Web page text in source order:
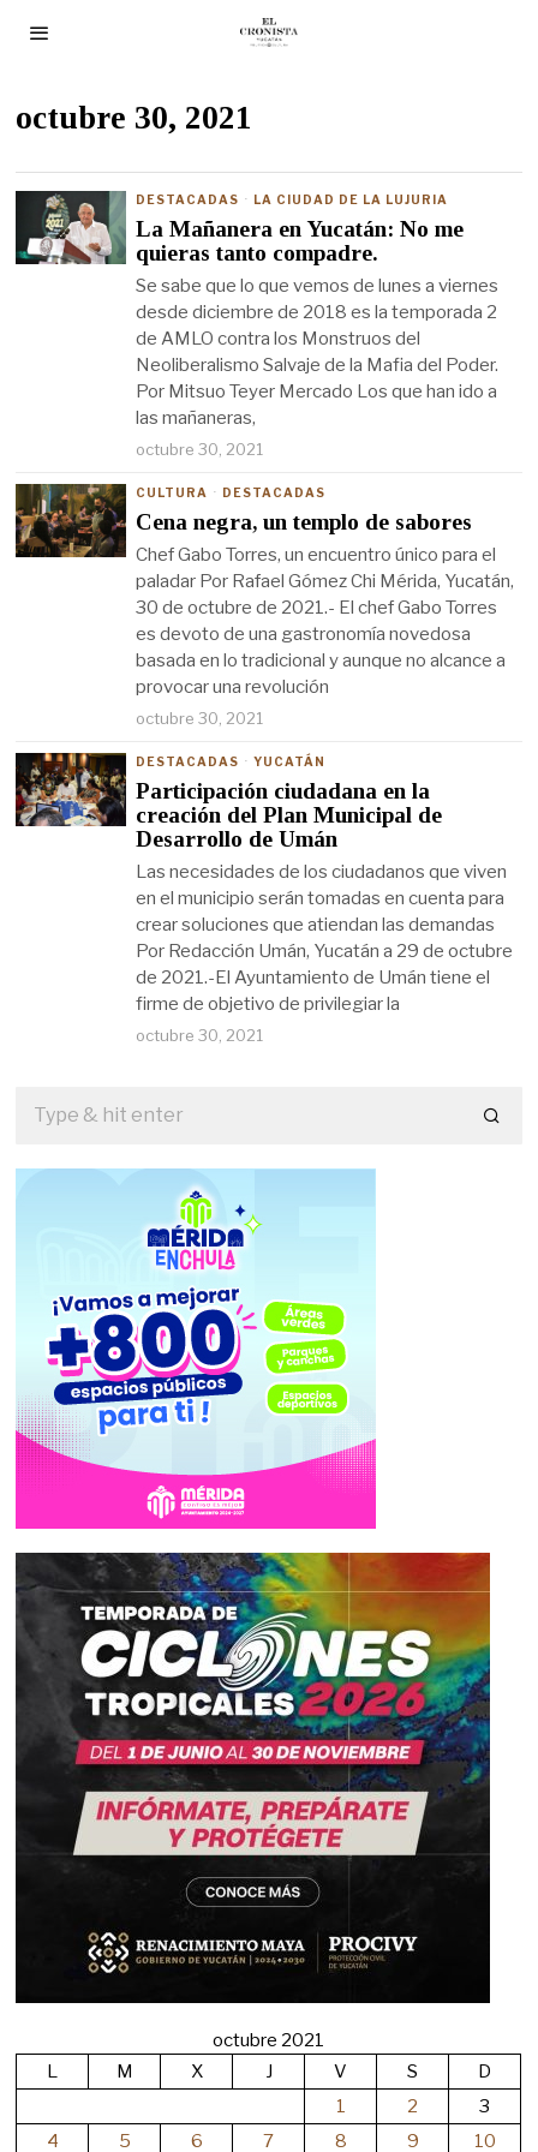
octubre 30, 2021
DESTACADAS · LA CIUDAD DE LA LUJURIA
La Mañanera en Yucatán: No me
quieras tanto compadre.
Se sabe que lo que vemos de lunes a viernes
desde diciembre de 2018 es la temporada 2
de AMLO contra los Monstruos del
Neoliberalismo Salvaje de la Mafia del Poder.
Por Mitsuo Teyer Mercado Los que han ido a
las mañaneras,
octubre 30, 2021
CULTURA · DESTACADAS
Cena negra, un templo de sabores
Chef Gabo Torres, un encuentro único para el
paladar Por Rafael Gómez Chi Mérida, Yucatán,
30 de octubre de 2021.- El chef Gabo Torres
es devoto de una gastronomía novedosa
basada en lo tradicional y aunque no alcance a
provocar una revolución
octubre 30, 2021
DESTACADAS · YUCATÁN
Participación ciudadana en la
creación del Plan Municipal de
Desarrollo de Umán
Las necesidades de los ciudadanos que viven
en el municipio serán tomadas en cuenta para
crear soluciones que atiendan las demandas
Por Redacción Umán, Yucatán a 29 de octubre
de 2021.-El Ayuntamiento de Umán tiene el
firme de objetivo de privilegiar la
octubre 30, 2021
octubre 2021
L
M X J V S
D
1
2
3
4
5 6 7 8 9 10